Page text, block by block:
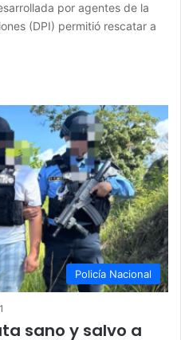
por agentes de la
(DPI) permitió rescatar a
Policía Nacional
sano y salvo a